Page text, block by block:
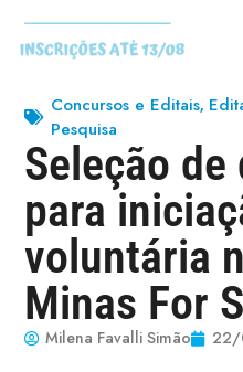
Concursos e Editais,
Pesquisa
Seleção
para
voluntária
Minas For
Milena Favalli Simão 22/